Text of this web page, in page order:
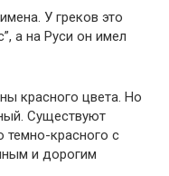
У греков это
а на Руси он имел
красного цвета. Но
Существуют
темно-красного с
и дорогим